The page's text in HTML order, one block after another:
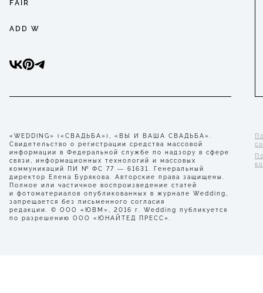
FAIR
ADD W
«WEDDING» («СВАДЬБА»), «ВЫ И ВАША СВАДЬБА».
Свидетельство о регистрации средства массовой
информации в Федеральной службе по надзору в сфере
связи, информационных технологий и массовых
коммуникаций ПИ № ФС 77 — 61631. Генеральный
директор Елена Бурякова. Авторские права защищены.
Полное или частичное воспроизведение статей
и фотоматериалов опубликованных в журнале Wedding,
запрещается без письменного согласия
редакции. © ООО «ЮВМ», 2016 г. Wedding публикуется
по разрешению ООО «ЮНАЙТЕД ПРЕСС».